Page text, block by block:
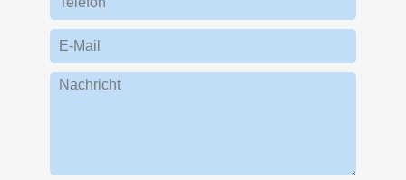
E-Mail
Nachricht